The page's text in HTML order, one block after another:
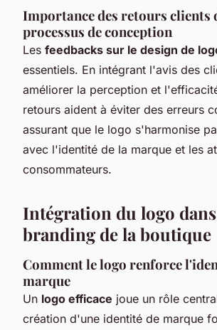
Importance des retours clients
processus de conception
Les feedbacks sur le design de
essentiels. En intégrant l'avis des
améliorer la perception et
retours aident à éviter des erreurs
assurant que le logo s'harmonise
avec l'identité de la marque et les
consommateurs.
Intégration du logo
branding de la boutique
Comment le logo renforce
marque
Un logo efficace joue un rôle
création d'une identité de marque